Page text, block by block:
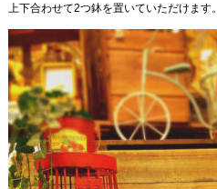
上下合わせて2つ鉢を置いていただけます。